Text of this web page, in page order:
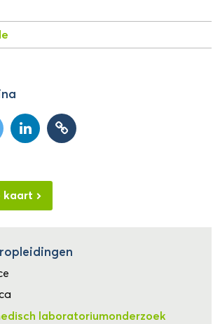
kaart
laboratoriumonderzoek